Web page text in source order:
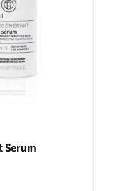
Serum